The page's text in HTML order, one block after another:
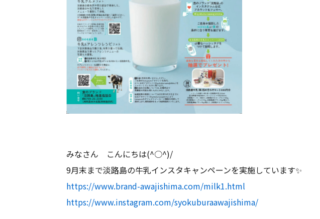
みなさん こんにちは(^○^)/
9月末まで淡路島の牛乳インスタキャンペーンを実施しています✨
https://www.brand-awajishima.com/milk1.html
https://www.instagram.com/syokuburaawajishima/